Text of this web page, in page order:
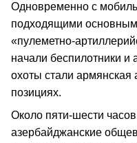
Одновременно с
подходящими
«пулеметно-
начали беспилотники и
охоты стали армянская
позициях.
Около пяти-шести
азербайджанские